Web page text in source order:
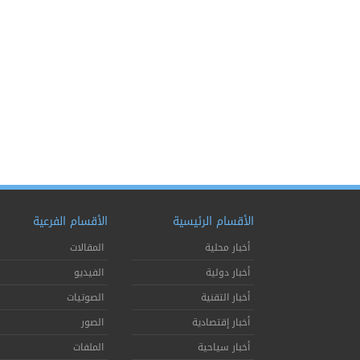
الأقسام الرئيسية
أخبار محلية
أخبار دولية
أخبار التقنية
أخبار إقتصادية
أخبار سياحية
الأقسام الفرعية
المقالات
الفيديو
الصوتيات
الصور
الملفات